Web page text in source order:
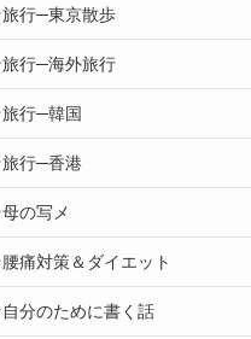
行─東京散歩
行─海外旅行
行─韓国
行─香港
の写メ
痛対策＆ダイエット
分のために書く話